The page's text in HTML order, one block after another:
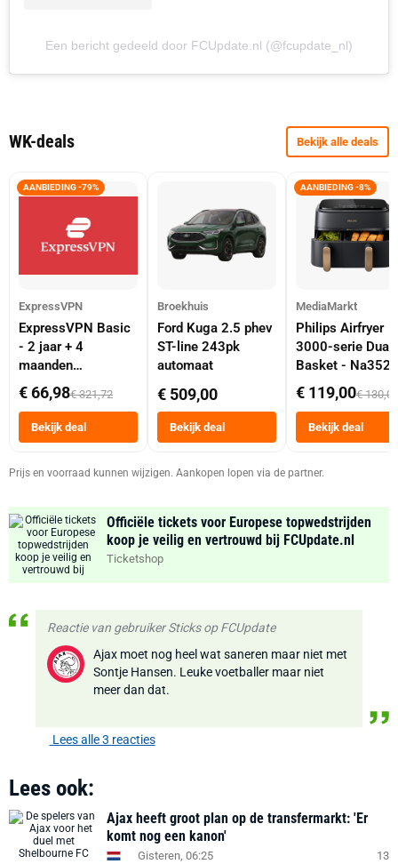
Een bericht gedeeld door FCUpdate.nl (@fcupdate_nl)
WK-deals Bekijk alle deals
AANBIEDING -79%
ExpressVPN
ExpressVPN Basic
- 2 jaar + 4
maanden
abonnement
€ 66,98€ 321,72
Bekijk deal
Broekhuis
Ford Kuga 2.5 phev
ST-line 243pk
automaat
€ 509,00
Bekijk deal
AANBIEDING -8%
MediaMarkt
Philips Airfryer
3000-serie Dual
Basket -
Dubbele Mand 9
Tot 6 Personen
Heteluchtfriteuse
Zwart
€ 119,00€ 130,00
Bekijk deal
Prijs en voorraad kunnen wijzigen. Aankopen lopen via de partner.
Officiële tickets voor Europese topwedstrijden
koop je veilig en vertrouwd bij FCUpdate.nl
Ticketshop
Reactie van gebruiker Sticks op FCUpdate
Ajax moet nog heel wat saneren maar niet met
Sontje Hansen. Leuke voetballer maar niet
meer dan dat.
Lees alle 3 reacties
Lees ook:
Ajax heeft groot plan op de transfermarkt: 'Er
komt nog een kanon'
Gisteren, 06:25 13